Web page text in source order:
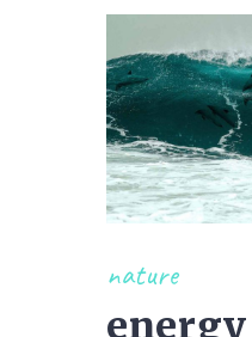
nature
energy